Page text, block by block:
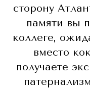
сторону
памяти вы
коллеге,
вместо
получаете